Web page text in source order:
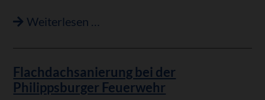
Weiterlesen …
-
Ernst-
Flachdachsanierung bei der
Philippsburger Feuerwehr